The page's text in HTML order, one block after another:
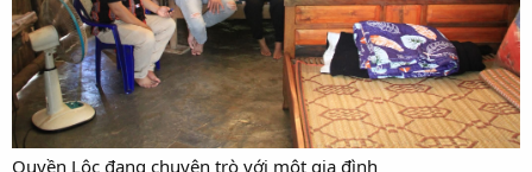
Quyền Lộc đang chuyện trò với một gia đình